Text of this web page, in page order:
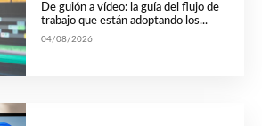
De guión a vídeo: la guía del flujo de
trabajo que están adoptando los...
04/08/2026